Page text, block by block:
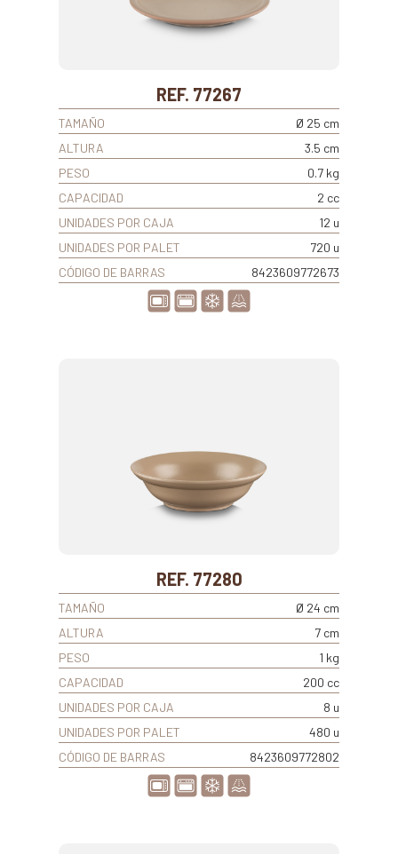
REF. 77267
TAMAÑO
Ø 25 cm
ALTURA
3.5 cm
PESO
0.7 kg
CAPACIDAD
2 cc
UNIDADES POR CAJA
12 u
UNIDADES POR PALET
720 u
CÓDIGO DE BARRAS
8423609772673
REF. 77280
TAMAÑO
Ø 24 cm
ALTURA
7 cm
PESO
1 kg
CAPACIDAD
200 cc
UNIDADES POR CAJA
8 u
UNIDADES POR PALET
480 u
CÓDIGO DE BARRAS
8423609772802